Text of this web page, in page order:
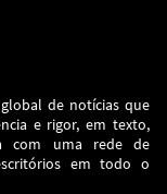
global de notícias que
e rigor, em texto,
com uma rede de
em todo o